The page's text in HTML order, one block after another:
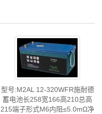
型号:M2AL 12-320WFR施耐德
蓄电池长258宽166高210总高
215端子形式M6内阻≤5.0mΩ净